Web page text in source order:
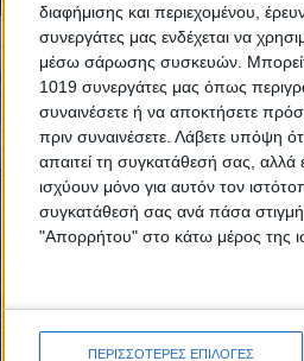
διαφήμισης και περιεχομένου,
συνεργάτες μας ενδέχεται να
μέσω σάρωσης συσκευών. Μπορείτε
1019 συνεργάτες μας όπως
συναινέσετε ή να αποκτήσετε
πριν συναινέσετε. Λάβετε υπόψη
απαιτεί τη συγκατάθεσή σας, αλλά
ισχύουν μόνο για αυτόν τον
συγκατάθεσή σας ανά πάσα στιγμή
"Απορρήτου" στο κάτω μέρος της
ΠΕΡΙΣΣΟΤΕΡΕΣ ΕΠΙΛΟΓΕΣ